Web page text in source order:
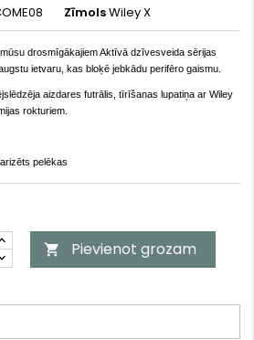
ZīmolsWiley X
drosmīgākajiem Aktīvā dzīvesveida sērijas
ietvaru, kas bloķē jebkādu perifēro gaismu.
aizdares futrālis, tīrīšanas lupatiņa ar Wiley
rokturiem.
pelēkas
 Pievienot grozam